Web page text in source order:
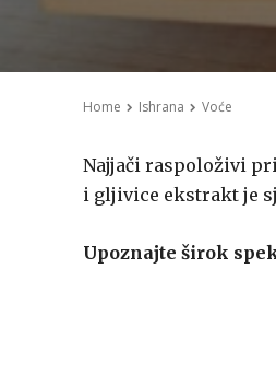
Home Ishrana Voće
Najjači raspoloživi
i gljivice ekstrakt je
Upoznajte širok